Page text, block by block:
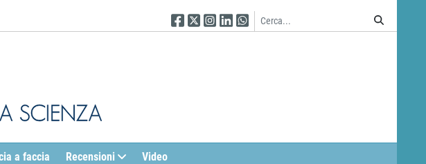
Seguici su Facebook
Seguici su Twitter
Seguici su Instagram
Seguici su Linkedin
Seguici su WhatsApp
a faccia Recensioni Video